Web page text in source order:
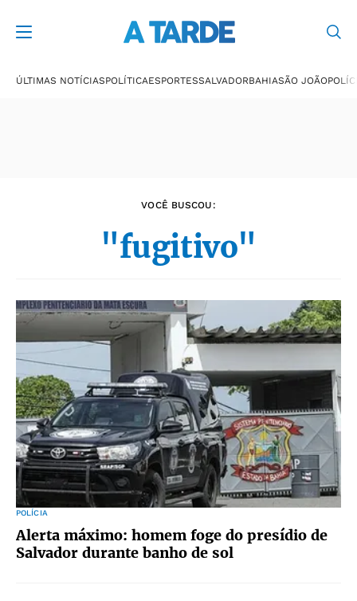
ÚLTIMAS NOTÍCIASPOLÍTICAESPORTESSALVADORBAHIASÃO JOÃO
VOCÊ BUSCOU:
"fugitivo"
POLÍCIA
Alerta máximo: homem foge do presídio de
Salvador durante banho de sol